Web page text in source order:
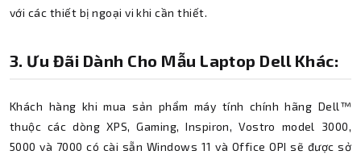
với các thiết bị ngoại vi khi cần thiết.
3. Ưu Đãi Dành Cho Mẫu Laptop Dell Khác:
Khách hàng khi mua sản phẩm máy tính chính hãng Dell™
thuộc các dòng XPS, Gaming, Inspiron, Vostro model 3000,
5000 và 7000 có cài sẵn Windows 11 và Office OPI sẽ được sở